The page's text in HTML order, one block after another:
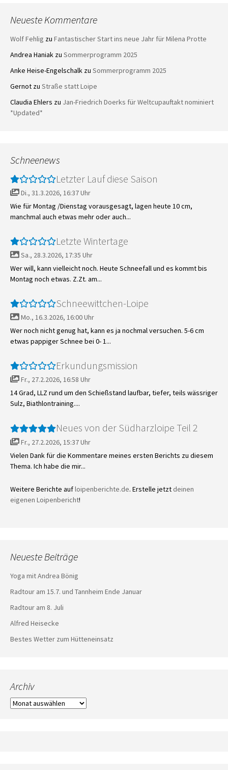
Neueste Kommentare
Wolf Fehlig zu Fantastischer Start ins neue Jahr für Milena Protte
Andrea Haniak zu Sommerprogramm 2025
Anke Heise-Engelschalk zu Sommerprogramm 2025
Gernot zu Straße statt Loipe
Claudia Ehlers zu Jan-Friedrich Doerks für Weltcupauftakt nominiert
*Updated*
Schneenews
Letzter Lauf diese Saison
Di., 31.3.2026, 16:37 Uhr
Wie für Montag /Dienstag vorausgesagt, lagen heute 10 cm,
manchmal auch etwas mehr oder auch...
Letzte Wintertage
Sa., 28.3.2026, 17:35 Uhr
Wer will, kann vielleicht noch. Heute Schneefall und es kommt bis
Montag noch etwas. Z.Zt. am...
Schneewittchen-Loipe
Mo., 16.3.2026, 16:00 Uhr
Wer noch nicht genug hat, kann es ja nochmal versuchen. 5-6 cm
etwas pappiger Schnee bei 0- 1...
Erkundungsmission
Fr., 27.2.2026, 16:58 Uhr
14 Grad, LLZ rund um den Schießstand laufbar, tiefer, teils wässriger
Sulz, Biathlontraining....
Neues von der Südharzloipe Teil 2
Fr., 27.2.2026, 15:37 Uhr
Vielen Dank für die Kommentare meines ersten Berichts zu diesem
Thema. Ich habe die mir...
Weitere Berichte aufloipenberichte.de. Erstelle jetzt deinen
eigenen Loipenbericht!
Neueste Beiträge
Yoga mit Andrea Bönig
Radtour am 15.7. und Tannheim Ende Januar
Radtour am 8. Juli
Alfred Heisecke
Bestes Wetter zum Hütteneinsatz
Archiv
Archiv